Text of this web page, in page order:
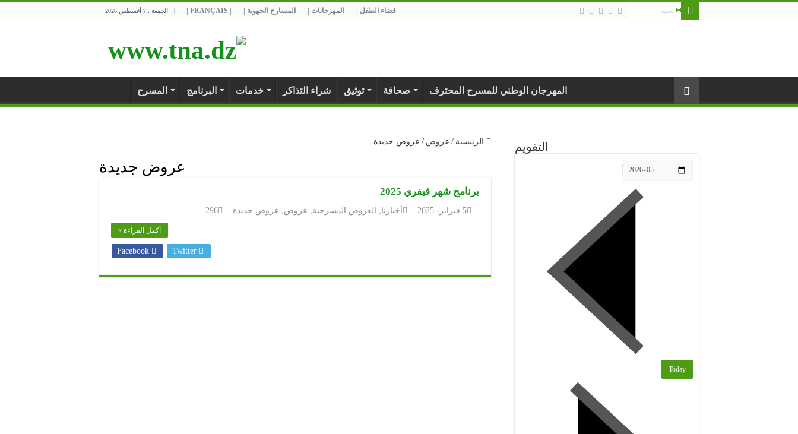
الجمعة , 7 أغسطس 2026 المسارح الجهوية | المهرجانات | فضاء الطفل |
المسرح البرنامج خدمات شراء التذاكر توثيق صحافة المهرجان الوطني للمسرح المحترف
الرئيسية / عروض / عروض جديدة
عروض جديدة
برنامج شهر فيفري 2025
5 فبراير، 2025 أخبارنا العروض المسرحية عروض عروض جديدة 296
أكمل القراءة »
Facebook Twitter
التقويم
Today